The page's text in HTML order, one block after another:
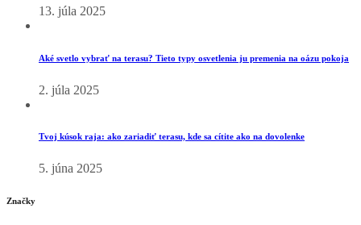
13. júla 2025
Aké svetlo vybrať na terasu? Tieto typy osvetlenia ju premenia na oázu pokoja
2. júla 2025
Tvoj kúsok raja: ako zariadiť terasu, kde sa cítite ako na dovolenke
5. júna 2025
Značky